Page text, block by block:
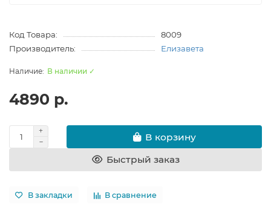
Код Товара:
8009
Производитель:
Елизавета
В наличии ✓
4890 р.
В корзину
Быстрый заказ
В закладки В сравнение